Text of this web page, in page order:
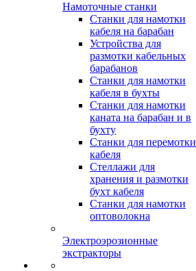
Намоточные станки
Станки для намотки
кабеля на барабан
Устройства для
размотки кабельных
барабанов
Станки для намотки
кабеля в бухты
Станки для намотки
каната на барабан и в
бухту
Станки для перемотки
кабеля
Стеллажи для
хранения и размотки
бухт кабеля
Станки для намотки
оптоволокна
Электроэрозионные
экстракторы